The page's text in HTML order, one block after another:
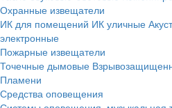
Охранные извещатели
ИК для помещений ИК уличные
электронные
Пожарные извещатели
Точечные дымовые
Пламени
Средства оповещения